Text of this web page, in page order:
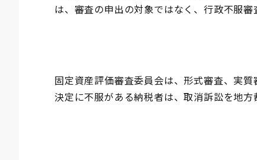
は、審査の申出の対象ではなく、行政不服審
固定資産評価審査委員会は、形式審査、実
決定に不服がある納税者は、取消訴訟を地方